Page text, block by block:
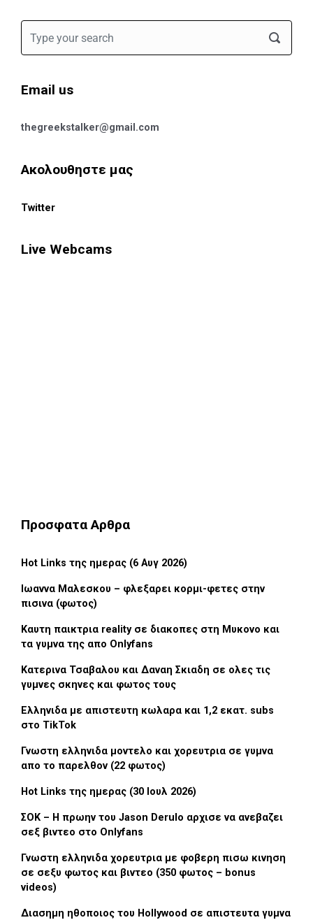
Email us
thegreekstalker@gmail.com
Ακολουθηστε μας
Twitter
Live Webcams
Προσφατα Αρθρα
Hot Links της ημερας (6 Αυγ 2026)
Ιωαννα Μαλεσκου – φλεξαρει κορμι-φετες στην
πισινα (φωτος)
Καυτη παικτρια reality σε διακοπες στη Μυκονο και
τα γυμνα της απο Onlyfans
Κατερινα Τσαβαλου και Δαναη Σκιαδη σε ολες τις
γυμνες σκηνες και φωτος τους
Ελληνιδα με απιστευτη κωλαρα και 1,2 εκατ. subs
στο TikTok
Γνωστη ελληνιδα μοντελο και χορευτρια σε γυμνα
απο το παρελθον (22 φωτος)
Hot Links της ημερας (30 Ιουλ 2026)
ΣΟΚ – Η πρωην του Jason Derulo αρχισε να ανεβαζει
σεξ βιντεο στο Onlyfans
Γνωστη ελληνιδα χορευτρια με φοβερη πισω κινηση
σε σεξυ φωτος και βιντεο (350 φωτος – bonus
videos)
Διασημη ηθοποιος του Hollywood σε απιστευτα γυμνα